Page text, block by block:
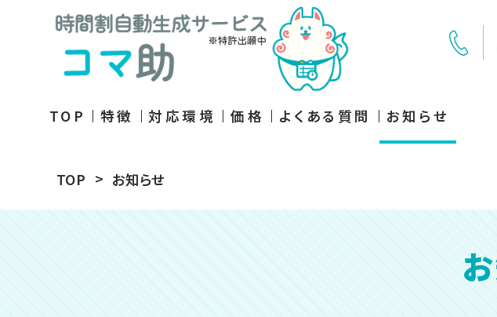
TOP 特徴 対応環境 価格 よくある質問 お知らせ
TOP お知らせ